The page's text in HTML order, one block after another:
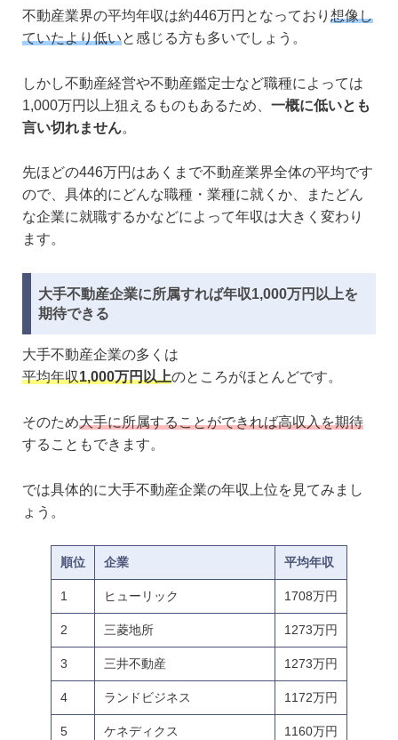
不動産業界の平均年収は約446万円となっており 想像し
ていたより低いと感じる方も多いでしょう。
しかし不動産経営や不動産鑑定士など職種によっては
1,000万円以上狙えるものもあるため、 一概に低いとも
言い切れません。
先ほどの446万円はあくまで不動産業界全体の平均です
ので、具体的にどんな職種・業種に就くか、またどん
な企業に就職するかなどによって年収は大きく変わり
ます。
大手不動産企業に所属すれば年収1,000万円以上を
期待できる
大手不動産企業の多くは
平均年収1,000万円以上のところがほとんどです。
そのため大手に所属することができれば高収入を期待
することもできます。
では具体的に大手不動産企業の年収上位を見てみまし
ょう。
順位 企業 平均年収
1 ヒューリック 1708万円
2 三菱地所 1273万円
3 三井不動産 1273万円
4 ランドビジネス 1172万円
5 ケネディクス 1160万円